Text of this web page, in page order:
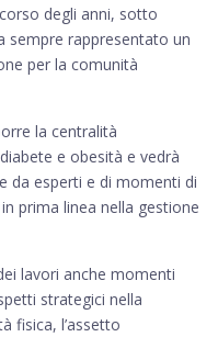
degli anni, sotto
sempre rappresentato un
per la comunità
la centralità
e obesità e vedrà
da esperti e di momenti di
prima linea nella gestione
lavori anche momenti
strategici nella
fisica, l’assetto